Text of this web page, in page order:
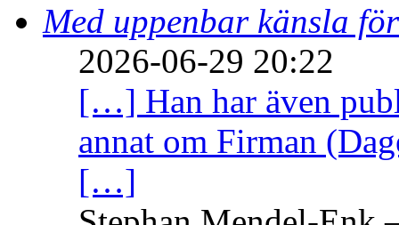
Med uppenbar känsla
2026-06-29 20:22
[…] Han har även
annat om Firman
[…]